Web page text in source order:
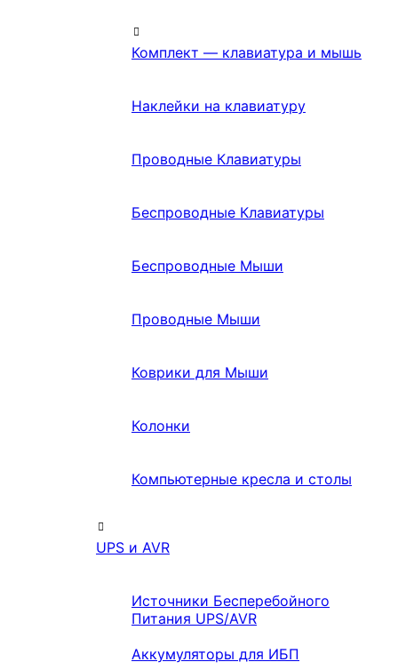
Комплект — клавиатура и мышь
Наклейки на клавиатуру
Проводные Клавиатуры
Беспроводные Клавиатуры
Беспроводные Мыши
Проводные Мыши
Коврики для Мыши
Колонки
Компьютерные кресла и столы
UPS и AVR
Источники Бесперебойного
Питания UPS/AVR
Аккумуляторы для ИБП